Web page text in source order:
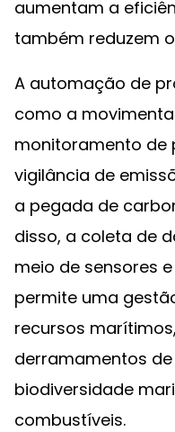
aumentam a
também reduzem
A automação de
como a
monitoramento de
vigilância de
a pegada de
disso, a coleta de
meio de sensores
permite uma
recursos
derramamentos
biodiversidade
combustíveis.